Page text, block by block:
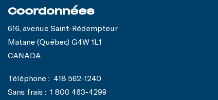
Coordonnées
616, avenue Saint-Rédempteur
Matane (Québec) G4W 1L1
CANADA
Téléphone : 418 562-1240
Sans frais : 1 800 463-4299